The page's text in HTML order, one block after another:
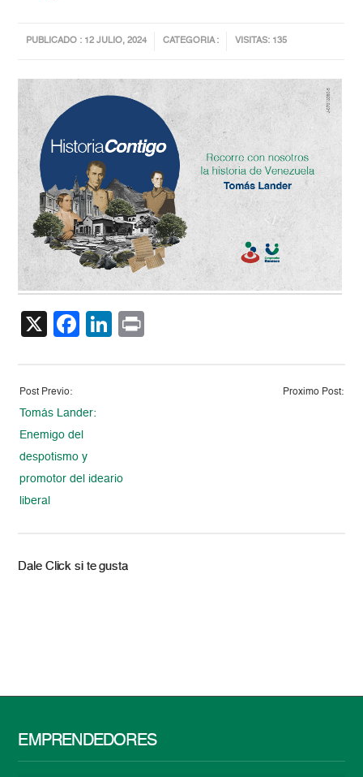
PUBLICADO : 12 JULIO, 2024 CATEGORIA : VISITAS: 135
X Facebook
LinkedIn
Post Previo:
Tomás Lander:
Enemigo del
despotismo y
promotor del ideario
liberal
Proximo Post:
Dale Click si te gusta
EMPRENDEDORES